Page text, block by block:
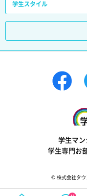
学生スタイル
学生マン
学生専門お
© 株式会社タ